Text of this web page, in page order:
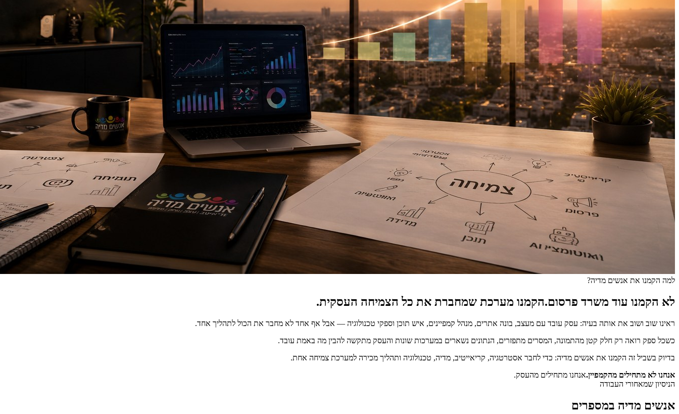
למה הקמנו את אנשים מדיה?
לא הקמנו עוד משרד פרסום.הקמנו מערכת שמחברת את כל הצמיחה העסקית.
ראינו שוב ושוב את אותה בעיה: עסק עובד עם מעצב, בונה אתרים, מנהל קמפיינים, איש תוכן וספקי טכנולוגיה — אבל אף אחד לא מחבר את הכול לתהליך אחד.
כשכל ספק רואה רק חלק קטן מהתמונה, המסרים מתפזרים, הנתונים נשארים במערכות שונות והעסק מתקשה להבין מה באמת עובד.
בדיוק בשביל זה הקמנו את אנשים מדיה: כדי לחבר אסטרטגיה, קריאייטיב, מדיה, טכנולוגיה ותהליך מכירה למערכת צמיחה אחת.
אנחנו לא מתחילים מהקמפיין.אנחנו מתחילים מהעסק.
הניסיון שמאחורי העבודה
אנשים מדיה במספרים